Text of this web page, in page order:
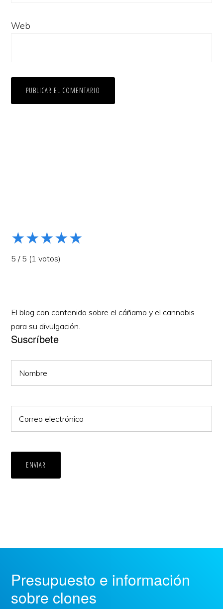
Web
★★★★★
5/ 5 (1 votos)
El blog con contenido sobre el cáñamo y el cannabis
para su divulgación.
Suscríbete
ENVIAR
Presupuesto e información
sobre clones